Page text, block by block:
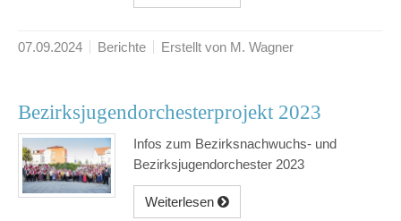
07.09.2024 Berichte Erstellt von M. Wagner
Bezirksjugendorchesterprojekt 2023
Infos zum Bezirksnachwuchs- und
Bezirksjugendorchester 2023
Weiterlesen